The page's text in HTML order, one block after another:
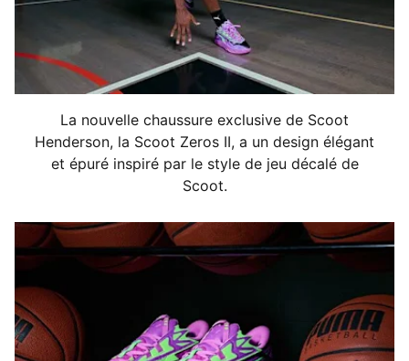
Garant au look rapide sur la tige
Éléments de la marque Scoot Henderson
La nouvelle chaussure exclusive de Scoot
Henderson, la Scoot Zeros II, a un design élégant
et épuré inspiré par le style de jeu décalé de
Scoot.